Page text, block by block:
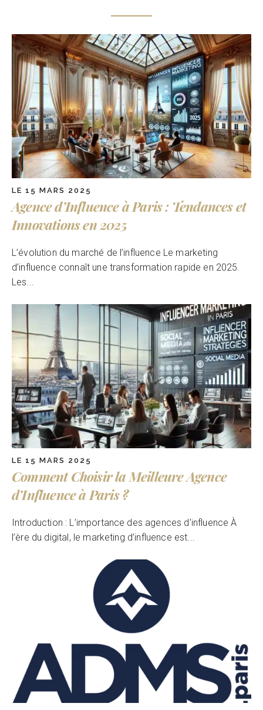
LE 15 MARS 2025
Agence d’Influence à Paris : Tendances et
Innovations en 2025
L’évolution du marché de l’influence Le marketing
d’influence connaît une transformation rapide en 2025.
Les...
LE 15 MARS 2025
Comment Choisir la Meilleure Agence
d’Influence à Paris ?
Introduction : L’importance des agences d’influence À
l’ère du digital, le marketing d’influence est...